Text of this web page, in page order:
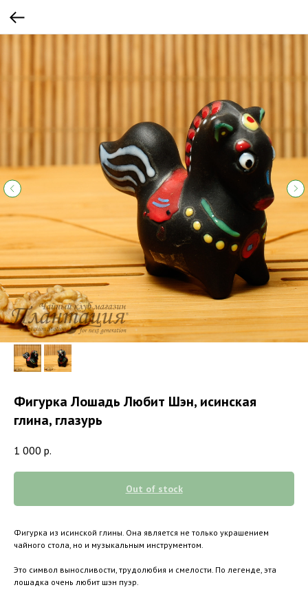
Фигурка Лошадь Любит Шэн, исинская
глина, глазурь
1 000 р.
Out of stock
Фигурка из исинской глины. Она является не только украшением
чайного стола, но и музыкальным инструментом.
Это символ выносливости, трудолюбия и смелости. По легенде, эта
лошадка очень любит шэн пуэр.